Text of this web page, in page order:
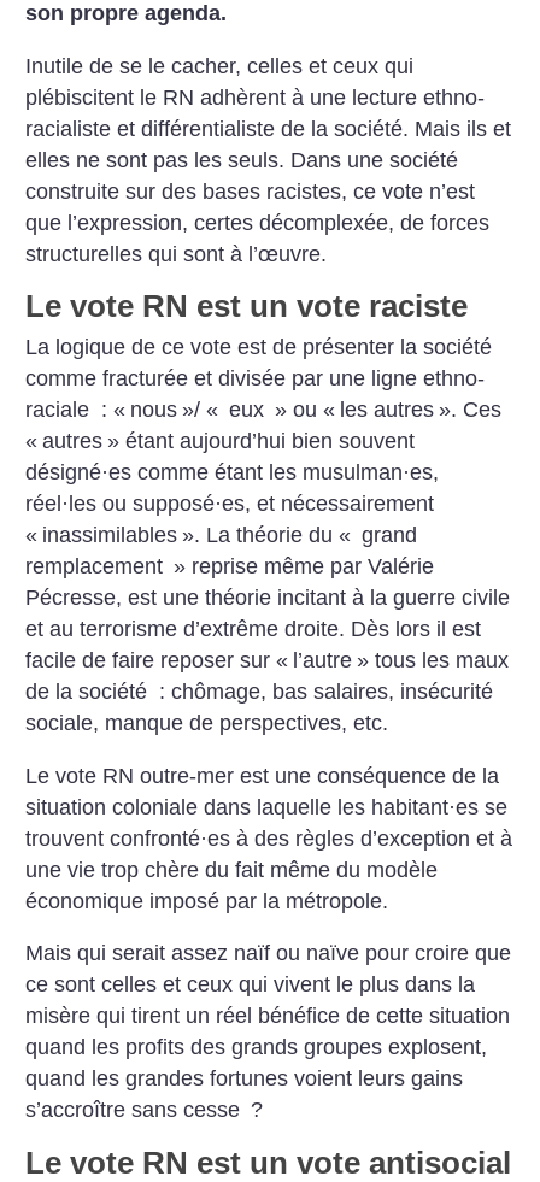
son propre agenda.
Inutile de se le cacher, celles et ceux qui
plébiscitent le RN adhèrent à une lecture ethno-
racialiste et différentialiste de la société. Mais ils et
elles ne sont pas les seuls. Dans une société
construite sur des bases racistes, ce vote n’est
que l’expression, certes décomplexée, de forces
structurelles qui sont à l’œuvre.
Le vote RN est un vote raciste
La logique de ce vote est de présenter la société
comme fracturée et divisée par une ligne ethno-
raciale : « nous »/ « eux » ou « les autres ». Ces
« autres » étant aujourd’hui bien souvent
désigné·es comme étant les musulman·es,
réel · les ou supposé·es, et nécessairement
« inassimilables ». La théorie du « grand
remplacement » reprise même par Valérie
Pécresse, est une théorie incitant à la guerre civile
et au terrorisme d’extrême droite. Dès lors il est
facile de faire reposer sur « l’autre » tous les maux
de la société : chômage, bas salaires, insécurité
sociale, manque de perspectives, etc.
Le vote RN outre-mer est une conséquence de la
situation coloniale dans laquelle les habitant·es se
trouvent confronté·es à des règles d’exception et à
une vie trop chère du fait même du modèle
économique imposé par la métropole.
Mais qui serait assez naïf ou naïve pour croire que
ce sont celles et ceux qui vivent le plus dans la
misère qui tirent un réel bénéfice de cette situation
quand les profits des grands groupes explosent,
quand les grandes fortunes voient leurs gains
s’accroître sans cesse ?
Le vote RN est un vote antisocial